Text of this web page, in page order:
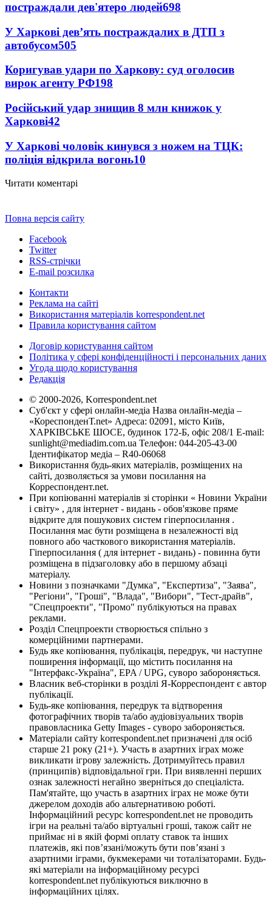
постраждали дев'ятеро людей698
У Харкові дев’ять постраждалих в ДТП з
автобусом505
Коригував удари по Харкову: суд оголосив
вирок агенту РФ198
Російський удар знищив 8 млн книжок у
Харкові42
У Харкові чоловік кинувся з ножем на ТЦК:
поліція відкрила вогонь10
Читати коментарі
Повна версія сайту
Facebook
Twitter
RSS-стрічки
E-mail розсилка
Контакти
Реклама на сайті
Використання матеріалів korrespondent.net
Правила користування сайтом
Договір користування сайтом
Політика у сфері конфіденційності і персональних даних
Угода щодо користування
Редакція
© 2000-2026, Korrespondent.net
Суб'єкт у сфері онлайн-медіа Назва онлайн-медіа –
«КореспонденТ.net» Адреса: 02091, місто Київ,
ХАРКІВСЬКЕ ШОСЕ, будинок 172-Б, офіс 208/1 E-mail:
sunlight@mediadim.com.ua Телефон: 044-205-43-00
Ідентифікатор медіа – R40-06068
Використання будь-яких матеріалів, розміщених на
сайті, дозволяється за умови посилання на
Корреспондент.net.
При копіюванні матеріалів зі сторінки « Новини України
і світу» , для інтернет - видань - обов'язкове пряме
відкрите для пошукових систем гіперпосилання .
Посилання має бути розміщена в незалежності від
повного або часткового використання матеріалів.
Гіперпосилання ( для інтернет - видань) - повинна бути
розміщена в підзаголовку або в першому абзаці
матеріалу.
Новини з позначками "Думка", "Експертиза", "Заява",
"Регіони", "Гроші", "Влада", "Вибори", "Тест-драйв",
"Спецпроекти", "Промо" публікуються на правах
реклами.
Розділ Спецпроекти створюється спільно з
комерційними партнерами.
Будь яке копіювання, публікація, передрук, чи наступне
поширення інформації, що містить посилання на
"Інтерфакс-Україна", EPA / UPG, суворо забороняється.
Власник веб-сторінки в розділі Я-Корреспондент є автор
публікації.
Будь-яке копіювання, передрук та відтворення
фотографічних творів та/або аудіовізуальних творів
правовласника Getty Images - суворо забороняється.
Матеріали сайту korrespondent.net призначені для осіб
старше 21 року (21+). Участь в азартних іграх може
викликати ігрову залежність. Дотримуйтесь правил
(принципів) відповідальної гри. При виявленні перших
ознак залежності негайно зверніться до спеціаліста.
Пам'ятайте, що участь в азартних іграх не може бути
джерелом доходів або альтернативою роботі.
Інформаційний ресурс korrespondent.net не проводить
ігри на реальні та/або віртуальні гроші, також сайт не
приймає ні в якій формі оплату ставок та інших
платежів, які пов’язані/можуть бути пов’язані з
азартними іграми, букмекерами чи тоталізаторами. Будь-
які матеріали на інформаційному ресурсі
korrespondent.net публікуються виключно в
інформаційних цілях.